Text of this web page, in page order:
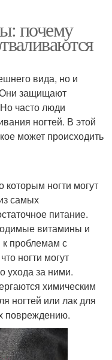
почему
вида, но и
Они защищают
часто люди
ногтей. В этой
может происходить
ногти могут
самых
питание.
витамины и
проблемам с
ногти могут
ухода за ними.
химическим
ногтей или лак для
повреждению.